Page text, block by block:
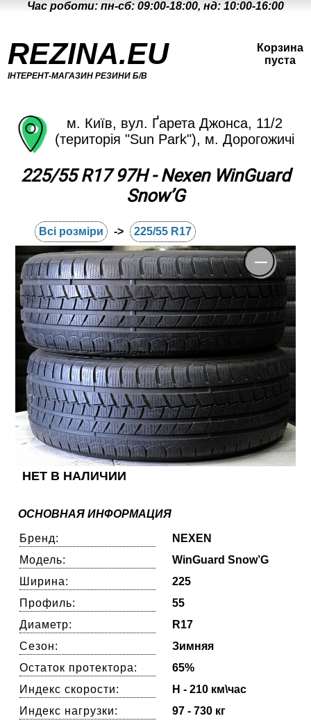
Час роботи: пн-сб: 09:00-18:00, нд: 10:00-16:00
REZINA.EU
ІНТЕРЕНТ-МАГАЗИН РЕЗИНИ Б/В
м. Київ, вул. Ґарета Джонса, 11/2
(територія "Sun Park"), м. Дорогожичі
Корзина
пуста
225/55 R17 97H - Nexen WinGuard
Snow’G
Всі розміри -> 225/55 R17
НЕТ В НАЛИЧИИ
ОСНОВНАЯ ИНФОРМАЦИЯ
Бренд:
NEXEN
Модель:
WinGuard Snow’G
Ширина:
225
Профиль:
55
Диаметр:
R17
Сезон:
Зимняя
Остаток протектора:
65%
Индекс скорости:
H - 210 км\час
Индекс нагрузки:
97 - 730 кг